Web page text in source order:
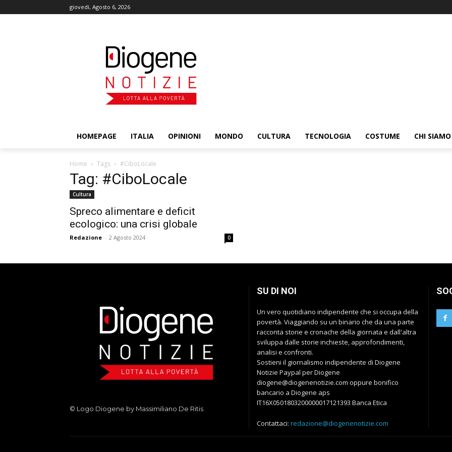
giovedì, Agosto 6, 2026
HOMEPAGE ITALIA OPINIONI MONDO CULTURA TECNOLOGIA COSTUME CHI SIAMO
Home Tags #CiboLocale
Tag: #CiboLocale
Cultura
Spreco alimentare e deficit
ecologico: una crisi globale
Redazione - 2 Agosto 2024 0
© Logo Diogene by Massimiliano De Ritis
SU DI NOI
Un vero quotidiano indipendente che si occupa della
povertà. Viaggiando su un binario che da una parte
racconta storie e cronache della giornata e dall'altra
sviluppa dalle storie inchieste, approfondimenti,
analisi e confronti.
Sostieni il giornalismo indipendente di Diogene
Notizie Paypal per Diogene
diogene@diogenenotizie.com oppure bonifico
bancario a Diogene aps
IT16X0501803200000017121393 Banca Etica
Contattaci: redazione@diogenenotizie.com